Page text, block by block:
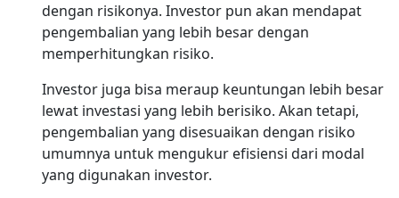
dengan risikonya. Investor pun akan mendapat
pengembalian yang lebih besar dengan
memperhitungkan risiko.
Investor juga bisa meraup keuntungan lebih besar
lewat investasi yang lebih berisiko. Akan tetapi,
pengembalian yang disesuaikan dengan risiko
umumnya untuk mengukur efisiensi dari modal
yang digunakan investor.